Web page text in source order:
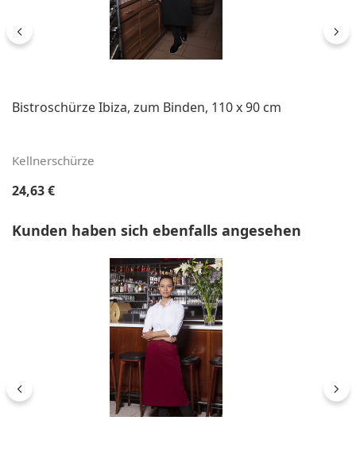
Bistroschürze Ibiza, zum Binden, 110 x 90 cm
Kellnerschürze
Regulärer Preis:
24,63 €
Produktgalerie überspringen
Kunden haben sich ebenfalls angesehen